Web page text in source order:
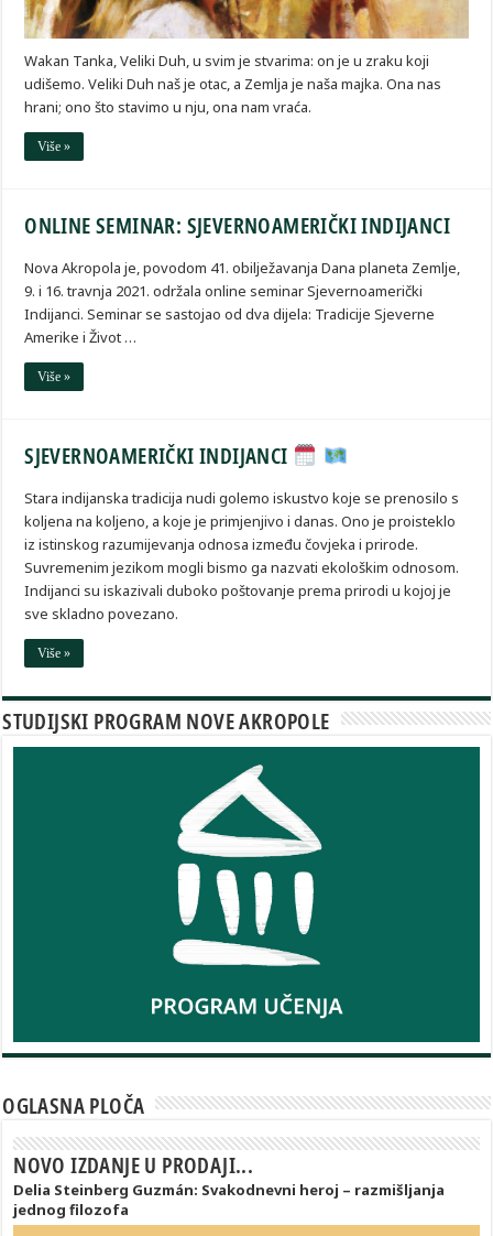
Wakan Tanka, Veliki Duh, u svim je stvarima: on je u zraku koji
udišemo. Veliki Duh naš je otac, a Zemlja je naša majka. Ona nas
hrani; ono što stavimo u nju, ona nam vraća.
Više »
ONLINE SEMINAR: SJEVERNOAMERIČKI INDIJANCI
Nova Akropola je, povodom 41. obilježavanja Dana planeta Zemlje,
9. i 16. travnja 2021. održala online seminar Sjevernoamerički
Indijanci. Seminar se sastojao od dva dijela: Tradicije Sjeverne
Amerike i Život …
Više »
SJEVERNOAMERIČKI INDIJANCI
Stara indijanska tradicija nudi golemo iskustvo koje se prenosilo s
koljena na koljeno, a koje je primjenjivo i danas. Ono je proisteklo
iz istinskog razumijevanja odnosa između čovjeka i prirode.
Suvremenim jezikom mogli bismo ga nazvati ekološkim odnosom.
Indijanci su iskazivali duboko poštovanje prema prirodi u kojoj je
sve skladno povezano.
Više »
STUDIJSKI PROGRAM NOVE AKROPOLE
OGLASNA PLOČA
NOVO IZDANJE U PRODAJI...
Delia Steinberg Guzmán: Svakodnevni heroj – razmišljanja
jednog filozofa